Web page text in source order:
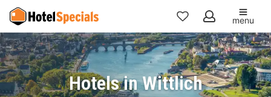
Mijn
favorieten
menu
Hotels in Wittlich